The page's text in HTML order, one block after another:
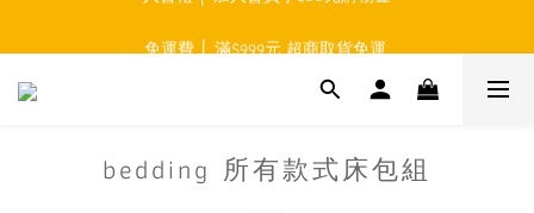
夏日搶購 │ 床寢1件95折 超取免運費
免運費 │ 滿$999元 超商取貨免運
bedding 所有款式床包組